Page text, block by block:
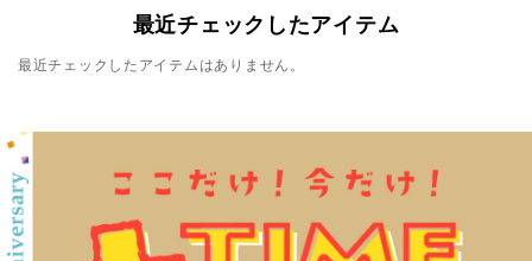
最近チェックしたアイテム
最近チェックしたアイテムはありません。